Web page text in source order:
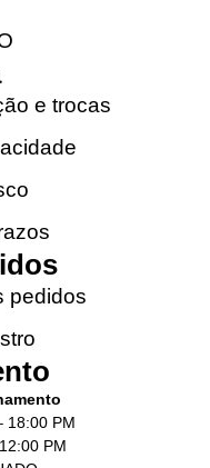
e trocas
pedidos
18:00 PM
PM